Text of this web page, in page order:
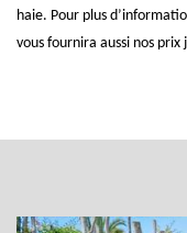
haie. Pour plus
vous fournira aussi nos prix